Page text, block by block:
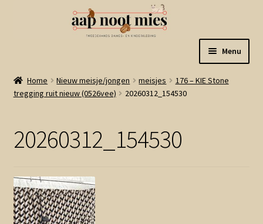
naar
navigatie
de
inhoud
Menu
Welkom
Winkel
Winkelmand
Home Nieuw meisje/jongen meisjes
176 – KIE Stone
tregging ruit nieuw (0526vee)
20260312_154530
20260312_154530